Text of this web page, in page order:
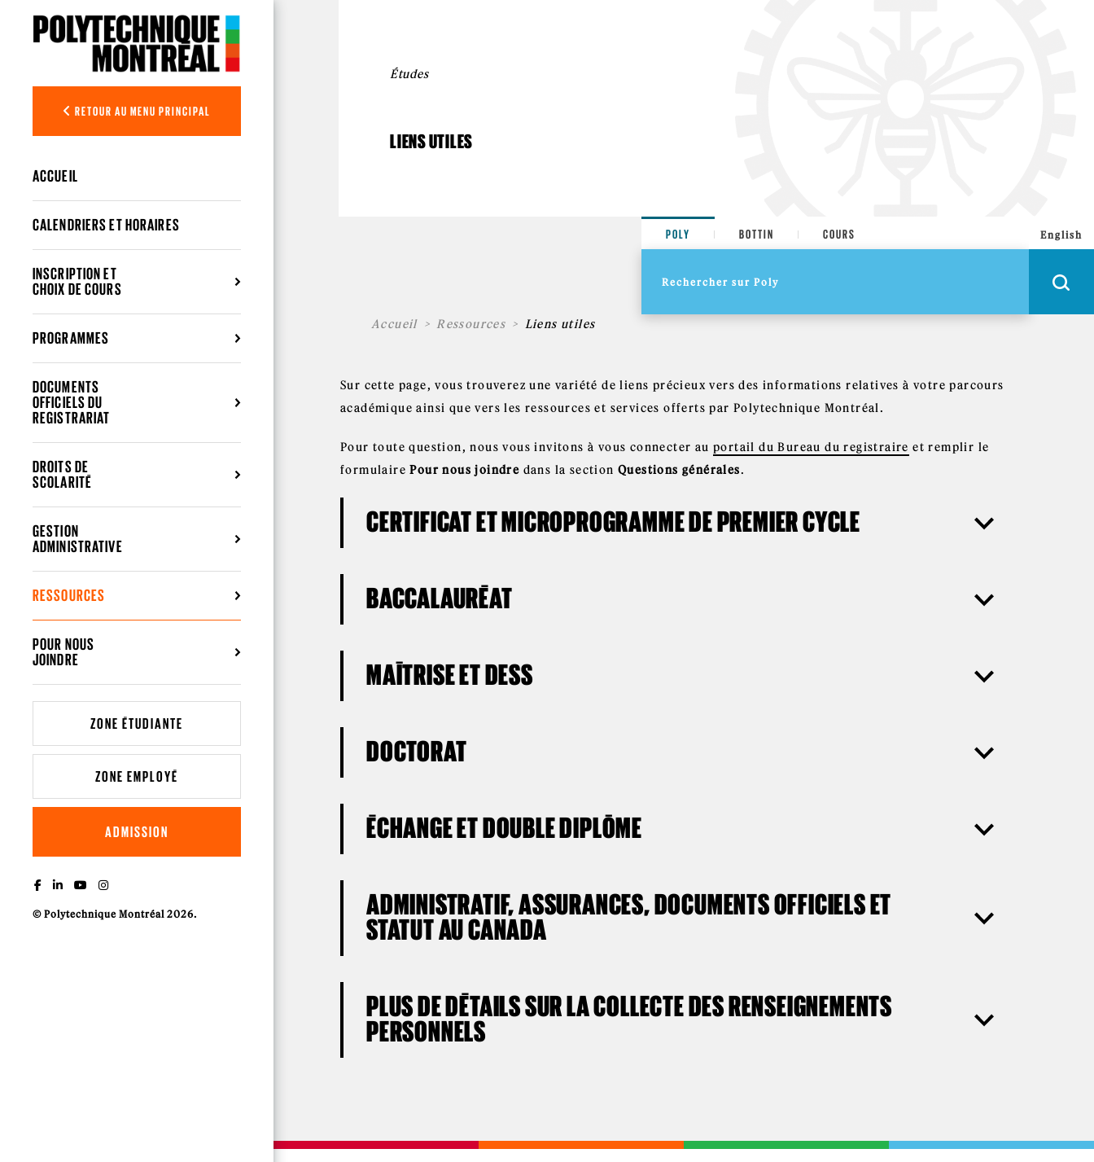
RETOUR AU MENU PRINCIPAL
ACCUEIL
CALENDRIERS ET HORAIRES
INSCRIPTION ET
CHOIX DE COURS
PROGRAMMES
DOCUMENTS
OFFICIELS DU
REGISTRARIAT
DROITS DE
SCOLARITÉ
GESTION
ADMINISTRATIVE
RESSOURCES
POUR NOUS
JOINDRE
ZONE ÉTUDIANTE
ZONE EMPLOYÉ
ADMISSION
© Polytechnique Montréal 2026.
Études
LIENS UTILES
POLY BOTTIN COURS English
Accueil Ressources Liens utiles
Sur cette page, vous trouverez une variété de liens précieux vers des informations relatives à votre parcours
académique ainsi que vers les ressources et services offerts par Polytechnique Montréal.
Pour toute question, nous vous invitons à vous connecter au portail du Bureau du registraire et remplir le
formulairePour nous joindre dans la sectionQuestions générales.
CERTIFICAT ET MICROPROGRAMME DE PREMIER CYCLE
BACCALAURÉAT
MAÎTRISE ET DESS
DOCTORAT
ÉCHANGE ET DOUBLE DIPLÔME
ADMINISTRATIF, ASSURANCES, DOCUMENTS OFFICIELS ET
STATUT AU CANADA
PLUS DE DÉTAILS SUR LA COLLECTE DES RENSEIGNEMENTS
PERSONNELS